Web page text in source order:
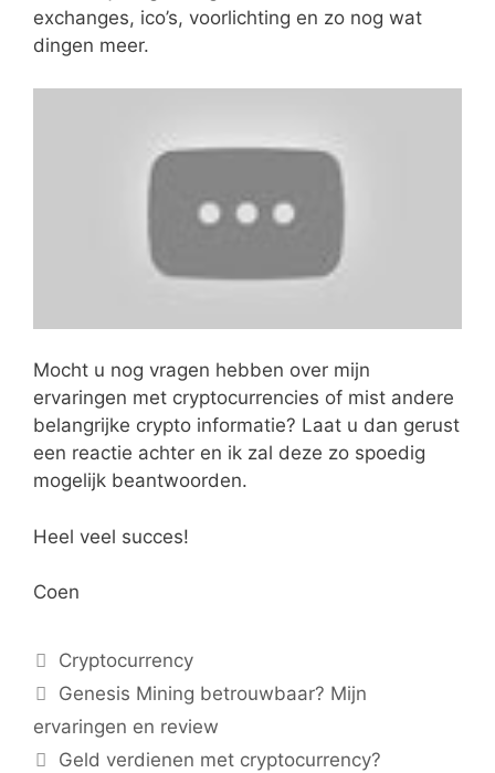
exchanges, ico’s, voorlichting en zo nog wat
dingen meer.
Mocht u nog vragen hebben over mijn
ervaringen met cryptocurrencies of mist andere
belangrijke crypto informatie? Laat u dan gerust
een reactie achter en ik zal deze zo spoedig
mogelijk beantwoorden.
Heel veel succes!
Coen
Categorieën
Cryptocurrency
Genesis Mining betrouwbaar? Mijn
ervaringen en review
Geld verdienen met cryptocurrency?